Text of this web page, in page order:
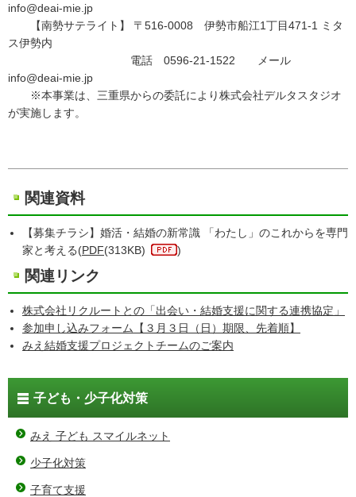
info@deai-mie.jp
【南勢サテライト】 〒516-0008 伊勢市船江1丁目471-1 ミタ
ス伊勢内
電話 0596-21-1522 メール
info@deai-mie.jp
※本事業は、三重県からの委託により株式会社デルタスタジオ
が実施します。
関連資料
【募集チラシ】婚活・結婚の新常識 「わたし」のこれからを専門
家と考える(PDF(313KB) )
関連リンク
株式会社リクルートとの「出会い・結婚支援に関する連携協定」
参加申し込みフォーム【３月３日（日）期限、先着順】
みえ結婚支援プロジェクトチームのご案内
子ども・少子化対策
みえ 子ども スマイルネット
少子化対策
子育て支援